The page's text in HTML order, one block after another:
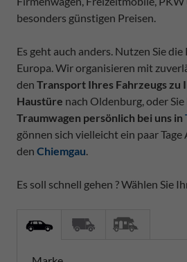
besonders günstigen Preisen.
Es geht auch anders. Nutzen Sie
Europa. Wir organisieren mit
den Transport Ihres Fahrzeugs zu
Haustüre nach Oldenburg, oder Sie
Traumwagen persönlich bei uns in
gönnen sich vielleicht ein paar
den Chiemgau.
Es soll schnell gehen ? Wählen Sie